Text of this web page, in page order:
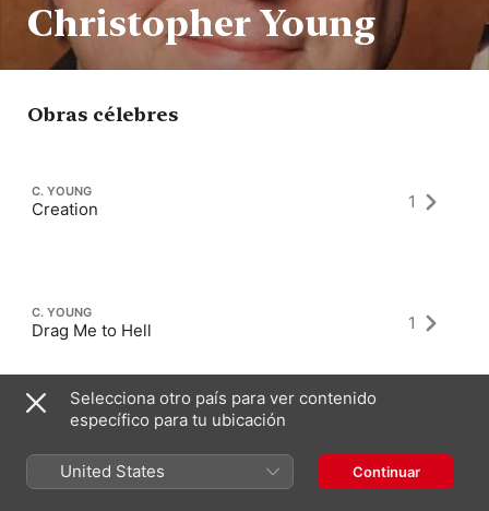
Christopher Young
Obras célebres
C. YOUNG
Creation 1
C. YOUNG
Drag Me to Hell 1
C. YOUNG
The Uninvited
Selecciona otro país para ver contenido
específico para tu ubicación
United States Continuar